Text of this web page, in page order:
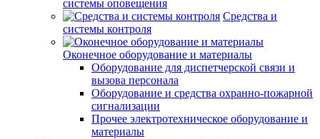
системы оповещения
Средства и
системы контроля
Оконечное оборудование и материалы
Оборудование для диспетчерской связи и
вызова персонала
Оборудование и средства охранно-пожарной
сигнализации
Прочее электротехническое оборудование и
материалы